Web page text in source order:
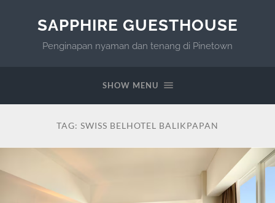
SAPPHIRE GUESTHOUSE
Penginapan nyaman dan tenang di Pinetown
SHOW MENU
TAG: SWISS BELHOTEL BALIKPAPAN